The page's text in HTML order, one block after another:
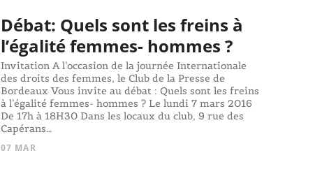
Débat: Quels sont les freins à
l’égalité femmes- hommes ?
Invitation A l’occasion de la journée Internationale
des droits des femmes, le Club de la Presse de
Bordeaux Vous invite au débat : Quels sont les freins
à l’égalité femmes- hommes ? Le lundi 7 mars 2016
De 17h à 18H30 Dans les locaux du club, 9 rue des
Capérans…
07 MAR